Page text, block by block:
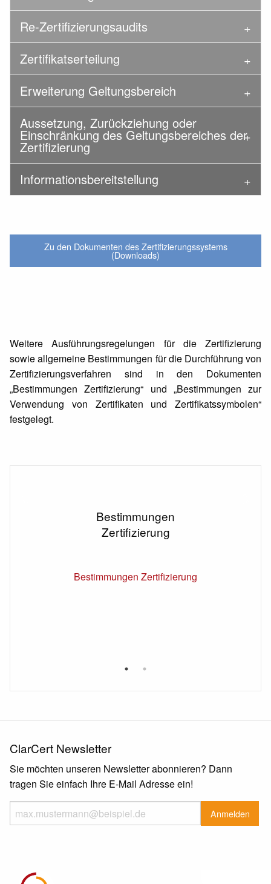
Re-Zertifizierungsaudits
Zertifikatserteilung
Erweiterung Geltungsbereich
Aussetzung, Zurückziehung oder
Einschränkung des Geltungsbereiches der
Zertifizierung
Informationsbereitstellung
Zu den Dokumenten des Zertifizierungssystems
(Downloads)
Weitere Ausführungsregelungen für die Zertifizierung
sowie allgemeine Bestimmungen für die Durchführung von
Zertifizierungsverfahren sind in den Dokumenten
„Bestimmungen Zertifizierung“ und „Bestimmungen zur
Verwendung von Zertifikaten und Zertifikatssymbolen“
festgelegt.
Bestimmungen
Zertifizierung
Bestimmungen Zertifizierung
ClarCert Newsletter
Sie möchten unseren Newsletter abonnieren? Dann
tragen Sie einfach Ihre E-Mail Adresse ein!